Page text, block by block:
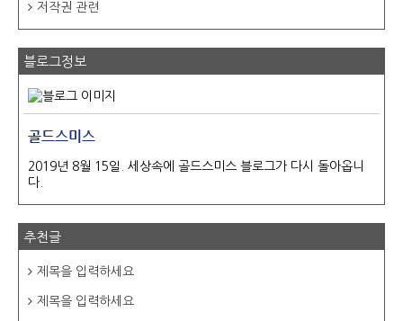
저작권 관련
블로그정보
골드스미스
2019년 8월 15일. 세상속에 골드스미스 블로그가 다시 돌아옵니
다.
추천글
제목을 입력하세요
제목을 입력하세요